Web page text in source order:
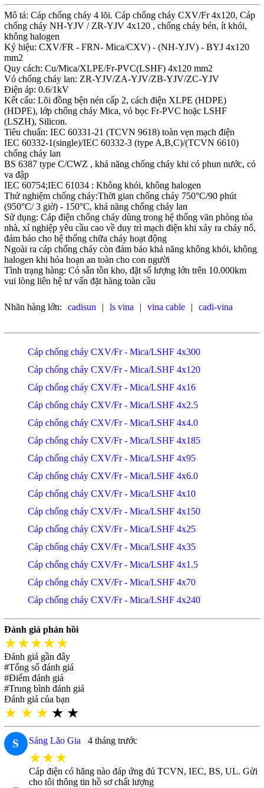
Mô tả: Cáp chống cháy 4 lõi. Cáp chống cháy CXV/Fr 4x120, Cáp
chống cháy NH-YJV / ZR-YJV 4x120 , chống cháy bén, ít khói,
không halogen
Ký hiệu: CXV/FR - FRN- Mica/CXV) - (NH-YJV) - BYJ 4x120
mm2
Quy cách: Cu/Mica/XLPE/Fr-PVC(LSHF) 4x120 mm2
Vỏ chống cháy lan: ZR-YJV/ZA-YJV/ZB-YJV/ZC-YJV
Điện áp: 0.6/1kV
Kết cấu: Lõi đồng bện nén cấp 2, cách điện XLPE (HDPE)
(HDPE), lớp chống cháy Mica, vỏ bọc Fr-PVC hoặc LSHF
(LSZH), Silicon.
Tiêu chuẩn: IEC 60331-21 (TCVN 9618) toàn vẹn mạch điện
IEC 60332-1(single)/IEC 60332-3 (type A,B,C)/(TCVN 6610)
chống cháy lan
BS 6387 type C/CWZ , khả năng chống cháy khi có phun nước, có
va đập
IEC 60754;IEC 61034 : Không khói, không halogen
Thử nghiệm chống cháy:Thời gian chống cháy 750°C/90 phút
(950°C/ 3 giờ) - 150°C, khả năng chống cháy lan
Sử dụng: Cáp điện chống cháy dùng trong hệ thống văn phòng tòa
nhà, xí nghiệp yêu cầu cao về duy trì mạch điện khi xảy ra cháy nổ,
đảm bảo cho hệ thống chữa cháy hoạt động
Ngoài ra cáp chống cháy còn đảm bảo khả năng không khói, không
halogen khi hỏa hoạn an toàn cho con người
Tình trạng hàng: Có sẵn tồn kho, đặt số lượng lớn trên 10.000km
vui lòng liên hệ tư vấn đặt hàng toàn cầu
Nhãn hàng lớn: cadisun | ls vina | vina cable | cadi-vina
Cáp chống cháy CXV/Fr - Mica/LSHF 4x300
Cáp chống cháy CXV/Fr - Mica/LSHF 4x120
Cáp chống cháy CXV/Fr - Mica/LSHF 4x16
Cáp chống cháy CXV/Fr - Mica/LSHF 4x2.5
Cáp chống cháy CXV/Fr - Mica/LSHF 4x4.0
Cáp chống cháy CXV/Fr - Mica/LSHF 4x185
Cáp chống cháy CXV/Fr - Mica/LSHF 4x95
Cáp chống cháy CXV/Fr - Mica/LSHF 4x6.0
Cáp chống cháy CXV/Fr - Mica/LSHF 4x10
Cáp chống cháy CXV/Fr - Mica/LSHF 4x150
Cáp chống cháy CXV/Fr - Mica/LSHF 4x25
Cáp chống cháy CXV/Fr - Mica/LSHF 4x35
Cáp chống cháy CXV/Fr - Mica/LSHF 4x1.5
Cáp chống cháy CXV/Fr - Mica/LSHF 4x70
Cáp chống cháy CXV/Fr - Mica/LSHF 4x240
Đánh giá phản hồi
★★★★★
Đánh giá gần đây
#Tổng số đánh giá
#Điểm đánh giá
#Trung bình đánh giá
Đánh giá của bạn
★ ★ ★ ★ ★
S Sáng Lão Gia 4 tháng trước
★★★
Cáp điện có hãng nào đáp ứng đủ TCVN, IEC, BS, UL. Gửi
cho tôi thông tin hồ sơ chất lượng